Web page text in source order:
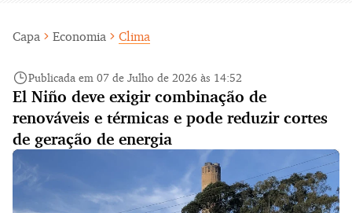
Capa Economia Clima
Publicada em 07 de Julho de 2026 às 14:52
El Niño deve exigir combinação de
renováveis e térmicas e pode reduzir cortes
de geração de energia